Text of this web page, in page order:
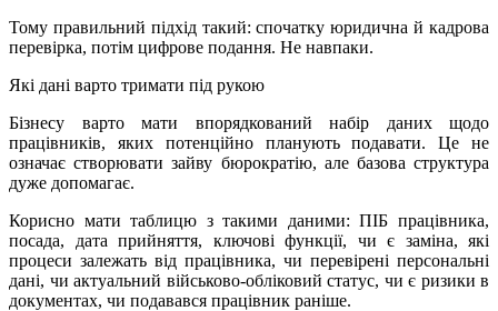
Тому правильний підхід такий: спочатку юридична й кадрова
перевірка, потім цифрове подання. Не навпаки.
Які дані варто тримати під рукою
Бізнесу варто мати впорядкований набір даних щодо
працівників, яких потенційно планують подавати. Це не
означає створювати зайву бюрократію, але базова структура
дуже допомагає.
Корисно мати таблицю з такими даними: ПІБ працівника,
посада, дата прийняття, ключові функції, чи є заміна, які
процеси залежать від працівника, чи перевірені персональні
дані, чи актуальний військово-обліковий статус, чи є ризики в
документах, чи подавався працівник раніше.